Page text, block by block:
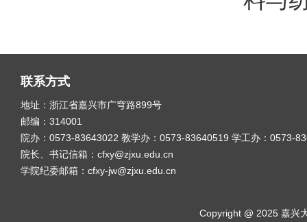
联系方式
地址：浙江省嘉兴市广穹路899号
邮编：314001
院办：0573-83643022 教学办：0573-83640519 学工办：0573-
院长、书记信箱：cfxy@zjxu.edu.cn
学院纪委邮箱：cfxy-jw@zjxu.edu.cn
Copyright @ 2025 嘉